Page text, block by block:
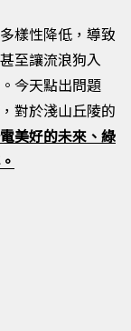
樣性降低，導致
至讓流浪狗入
今天點出問題
對於淺山丘陵的
美好的未來、綠